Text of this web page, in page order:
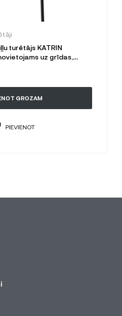
turētājs KATRIN
uz grīdas,
GROZAM
PIEVIENOT